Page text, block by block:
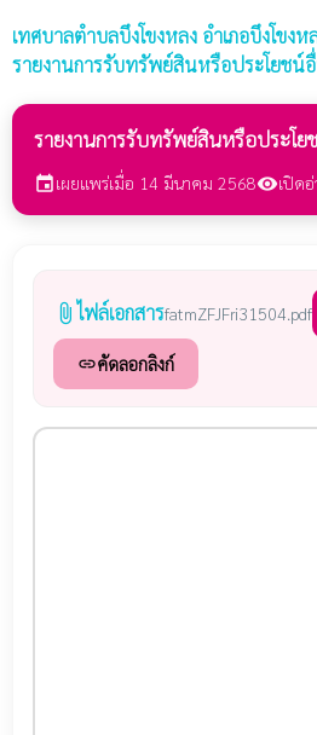
เทศบาลตำบลบึงโขงหลง อำเภอบึงโขง
รายงานการรับทรัพย์สินหรือประโยชน์อื่
รายงานการรับทรัพย์สินหรือประโ
eventเผยแพร่เมื่อ 14 มีนาคม 2568visibilityเปิด
attach_file ไฟล์เอกสารfatmZFJFri31504.pdf
linkคัดลอกลิงก์